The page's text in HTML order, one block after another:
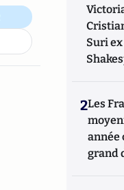
Suri
2Les
année
grand